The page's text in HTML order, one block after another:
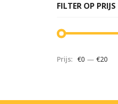
FILTER OP PRIJS
Prijs: €0 — €20